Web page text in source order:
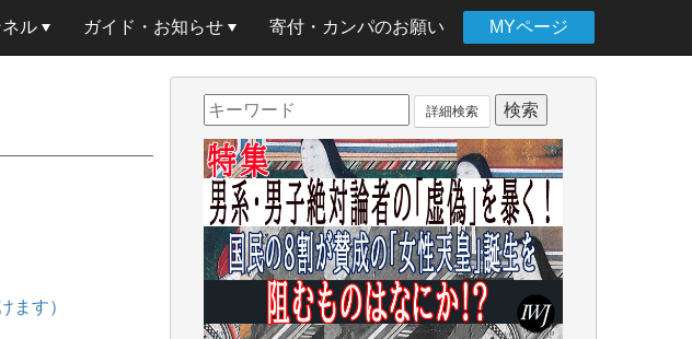
ル ガイド・お知らせ 寄付・カンパのお願い MYページ
ます）
詳細検索